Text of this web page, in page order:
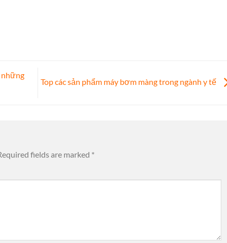
những
Top các sản phẩm máy bơm màng trong ngành y tế
fields are marked *